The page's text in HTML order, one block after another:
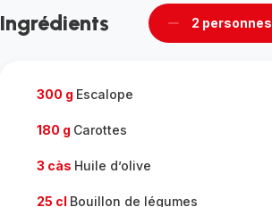
Ingrédients
Supprimer
2 personnes
300 g Escalope
180 g Carottes
3 càs Huile d’olive
25 cl Bouillon de légumes